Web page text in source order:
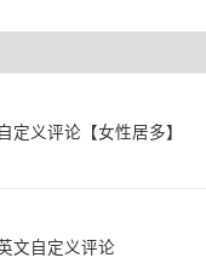
定义评论【女性居多】
文自定义评论